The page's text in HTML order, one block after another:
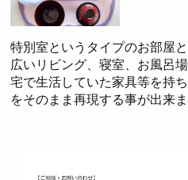
特別室というタイプのお部屋
広いリビング、寝室、お風呂
宅で生活していた家具等を持
をそのまま再現する事が出来ま